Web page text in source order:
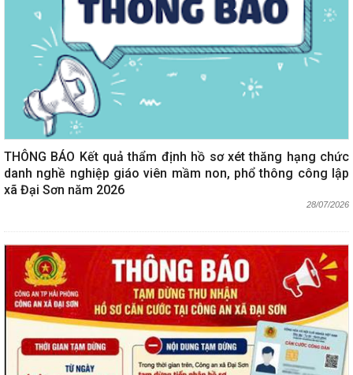
THÔNG BÁO Kết quả thẩm định hồ sơ xét thăng hạng chức
danh nghề nghiệp giáo viên mầm non, phổ thông công lập
xã Đại Sơn năm 2026
28/07/2026